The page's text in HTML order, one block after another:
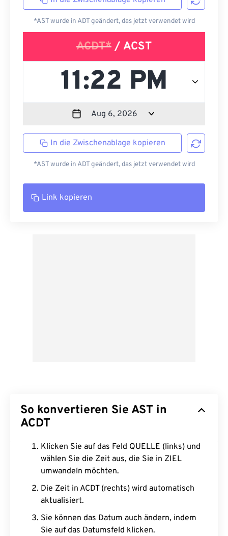
*AST wurde in ADT geändert, das jetzt verwendet wird
ACDT* / ACST
In die Zwischenablage kopieren
*AST wurde in ADT geändert, das jetzt verwendet wird
Link kopieren
So konvertieren Sie AST in
ACDT
Klicken Sie auf das Feld QUELLE (links) und
wählen Sie die Zeit aus, die Sie in ZIEL
umwandeln möchten.
Die Zeit in ACDT (rechts) wird automatisch
aktualisiert.
Sie können das Datum auch ändern, indem
Sie auf das Datumsfeld klicken.